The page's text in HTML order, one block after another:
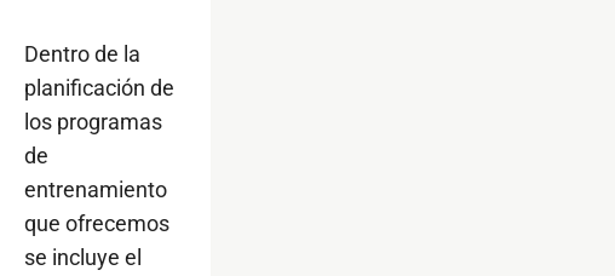
Dentro de la
planificación de
los programas
de
entrenamiento
que ofrecemos
se incluye el